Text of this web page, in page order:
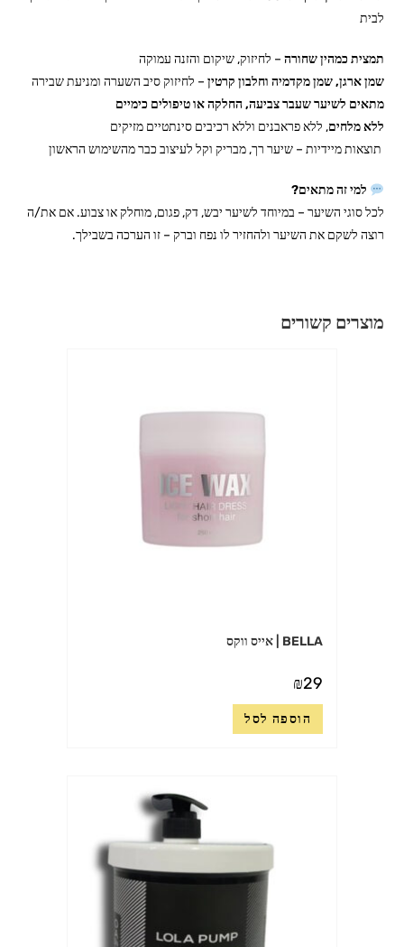
לבית
תמצית כמהין שחורה – לחיזוק, שיקום והזנה עמוקה
שמן ארגן, שמן מקדמיה וחלבון קרטין – לחיזוק סיב השערה ומניעת שבירה
מתאים לשיער שעבר צביעה, החלקה או טיפולים כימיים
ללא מלחים, ללא פראבנים וללא רכיבים סינתטיים מזיקים
תוצאות מיידיות – שיער רך, מבריק וקל לעיצוב כבר מהשימוש הראשון
למי זה מתאים?
לכל סוגי השיער – במיוחד לשיער יבש, דק, פגום, מוחלק או צבוע. אם את/ה
רוצה לשקם את השיער ולהחזיר לו נפח וברק – זו הערכה בשבילך.
מוצרים קשורים
BELLA | אייס ווקס
₪29
הוספה לסל